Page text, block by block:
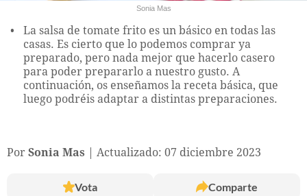
Sonia Mas
La salsa de tomate frito es un básico en todas las
casas. Es cierto que lo podemos comprar ya
preparado, pero nada mejor que hacerlo casero
para poder prepararlo a nuestro gusto. A
continuación, os enseñamos la receta básica, que
luego podréis adaptar a distintas preparaciones.
Por Sonia Mas Actualizado: 07 diciembre 2023
Vota Comparte